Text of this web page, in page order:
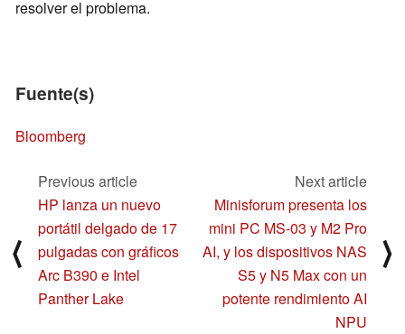
resolver el problema.
Fuente(s)
Bloomberg
⟨
Previous article
HP lanza un nuevo
portátil delgado de 17
pulgadas con gráficos
Arc B390 e Intel
Panther Lake
Next article
Minisforum presenta los
mini PC MS-03 y M2 Pro
AI, y los dispositivos NAS
S5 y N5 Max con un
potente rendimiento AI
NPU
⟩